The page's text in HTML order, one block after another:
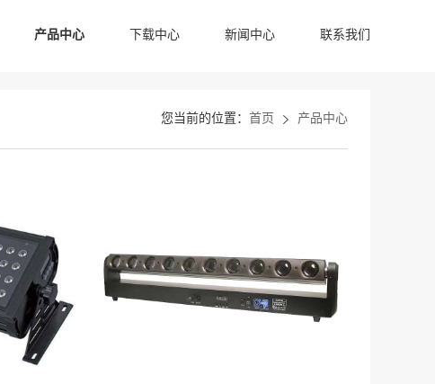
产品中心 下载中心 新闻中心 联系我们
您当前的位置： 首页 产品中心